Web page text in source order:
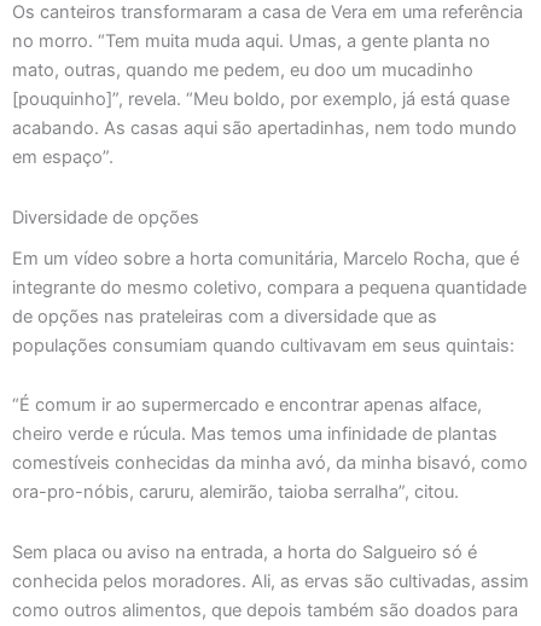
Os canteiros transformaram a casa de Vera em uma referência
no morro. “Tem muita muda aqui. Umas, a gente planta no
mato, outras, quando me pedem, eu doo um mucadinho
[pouquinho]”, revela. “Meu boldo, por exemplo, já está quase
acabando. As casas aqui são apertadinhas, nem todo mundo
em espaço”.
Diversidade de opções
Em um vídeo sobre a horta comunitária, Marcelo Rocha, que é
integrante do mesmo coletivo, compara a pequena quantidade
de opções nas prateleiras com a diversidade que as
populações consumiam quando cultivavam em seus quintais:
“É comum ir ao supermercado e encontrar apenas alface,
cheiro verde e rúcula. Mas temos uma infinidade de plantas
comestíveis conhecidas da minha avó, da minha bisavó, como
ora-pro-nóbis, caruru, alemirão, taioba serralha”, citou.
Sem placa ou aviso na entrada, a horta do Salgueiro só é
conhecida pelos moradores. Ali, as ervas são cultivadas, assim
como outros alimentos, que depois também são doados para